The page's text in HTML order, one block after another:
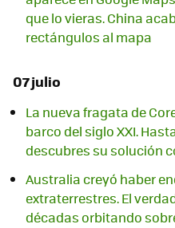
que lo vieras. China
rectángulos al mapa
07 julio
La nueva fragata de
barco del siglo XXI.
descubres su solución
Australia creyó haber
extraterrestres. El
décadas orbitando